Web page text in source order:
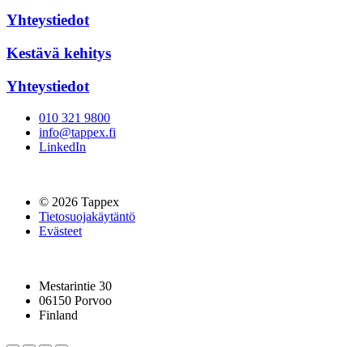
Yhteystiedot
Kestävä kehitys
Yhteystiedot
010 321 9800
info@tappex.fi
LinkedIn
© 2026 Tappex
Tietosuojakäytäntö
Evästeet
Mestarintie 30
06150 Porvoo
Finland